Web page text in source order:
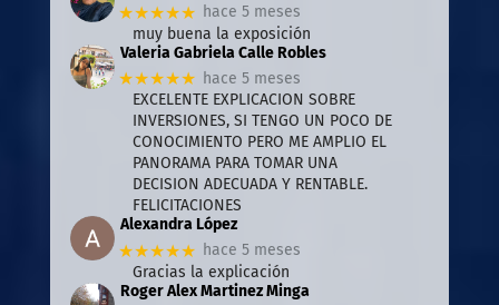
★★★★★ hace 5 meses
muy buena la exposición
Valeria Gabriela Calle Robles
★★★★★ hace 5 meses
EXCELENTE EXPLICACION SOBRE
INVERSIONES, SI TENGO UN POCO DE
CONOCIMIENTO PERO ME AMPLIO EL
PANORAMA PARA TOMAR UNA
DECISION ADECUADA Y RENTABLE.
FELICITACIONES
Alexandra López
★★★★★ hace 5 meses
Gracias la explicación
Roger Alex Martinez Minga